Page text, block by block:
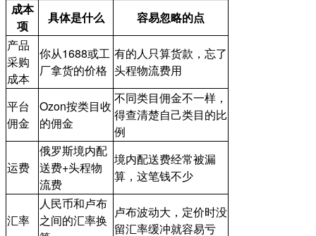
成本
项
具体是什么
容易忽略的点
产品
采购
成本
你从1688或工
厂拿货的价格
有的人只算货款，忘了
头程物流费用
平台
佣金
Ozon按类目收
的佣金
不同类目佣金不一样，
得查清楚自己类目的比
例
运费
俄罗斯境内配
送费+头程物
流费
境内配送费经常被漏
算，这笔钱不少
汇率
人民币和卢布
之间的汇率换
卢布波动大，定价时没
留汇率缓冲就容易亏